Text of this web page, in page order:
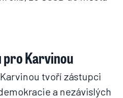
pro Karvinou
tvoří zástupci
a nezávislých